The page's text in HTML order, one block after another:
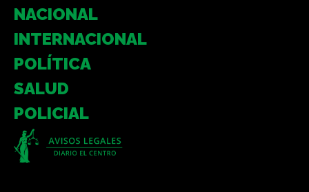
NACIONAL
INTERNACIONAL
POLÍTICA
SALUD
POLICIAL